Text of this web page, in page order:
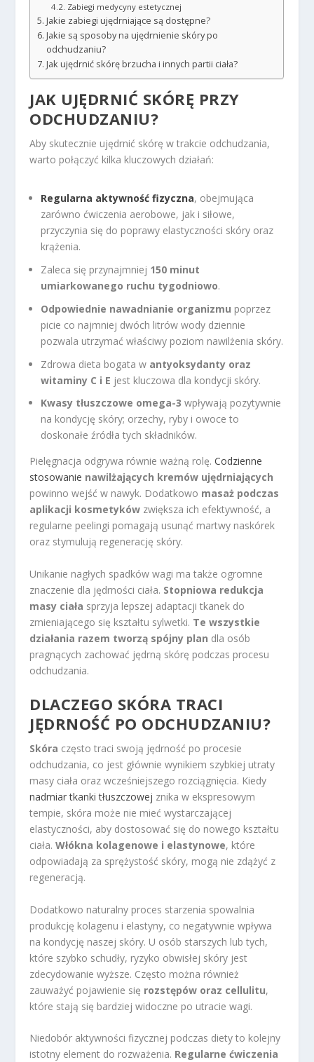
Zabiegi medycyny estetycznej
Jakie zabiegi ujędrniające są dostępne?
Jakie są sposoby na ujędrnienie skóry po
odchudzaniu?
Jak ujędrnić skórę brzucha i innych partii ciała?
JAK UJĘDRNIĆ SKÓRĘ PRZY
ODCHUDZANIU?
Aby skutecznie ujędrnić skórę w trakcie odchudzania,
warto połączyć kilka kluczowych działań:
Regularna aktywność fizyczna, obejmująca
zarówno ćwiczenia aerobowe, jak i siłowe,
przyczynia się do poprawy elastyczności skóry oraz
krążenia.
Zaleca się przynajmniej 150 minut
umiarkowanego ruchu tygodniowo.
Odpowiednie nawadnianie organizmu poprzez
picie co najmniej dwóch litrów wody dziennie
pozwala utrzymać właściwy poziom nawilżenia skóry.
Zdrowa dieta bogata w antyoksydanty oraz
witaminy C i E jest kluczowa dla kondycji skóry.
Kwasy tłuszczowe omega-3 wpływają pozytywnie
na kondycję skóry; orzechy, ryby i owoce to
doskonałe źródła tych składników.
Pielęgnacja odgrywa równie ważną rolę.Codzienne
stosowanie nawilżających kremów ujędrniających
powinno wejść w nawyk. Dodatkowo masaż podczas
aplikacji kosmetyków zwiększa ich efektywność, a
regularne peelingi pomagają usunąć martwy naskórek
oraz stymulują regenerację skóry.
Unikanie nagłych spadków wagi ma także ogromne
znaczenie dla jędrności ciała. Stopniowa redukcja
masy ciała sprzyja lepszej adaptacji tkanek do
zmieniającego się kształtu sylwetki. Te wszystkie
działania razem tworzą spójny plan dla osób
pragnących zachować jędrną skórę podczas procesu
odchudzania.
DLACZEGO SKÓRA TRACI
JĘDRNOŚĆ PO ODCHUDZANIU?
Skóra często traci swoją jędrność po procesie
odchudzania, co jest głównie wynikiem szybkiej utraty
masy ciała oraz wcześniejszego rozciągnięcia. Kiedy
nadmiar tkanki tłuszczowej znika w ekspresowym
tempie, skóra może nie mieć wystarczającej
elastyczności, aby dostosować się do nowego kształtu
ciała.Włókna kolagenowe i elastynowe, które
odpowiadają za sprężystość skóry, mogą nie zdążyć z
regeneracją.
Dodatkowo naturalny proces starzenia spowalnia
produkcję kolagenu i elastyny, co negatywnie wpływa
na kondycję naszej skóry. U osób starszych lub tych,
które szybko schudły, ryzyko obwisłej skóry jest
zdecydowanie wyższe. Często można również
zauważyć pojawienie się rozstępów oraz cellulitu,
które stają się bardziej widoczne po utracie wagi.
Niedobór aktywności fizycznej podczas diety to kolejny
istotny element do rozważenia. Regularne ćwiczenia